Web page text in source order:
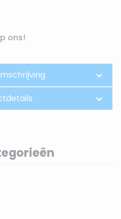
ons!